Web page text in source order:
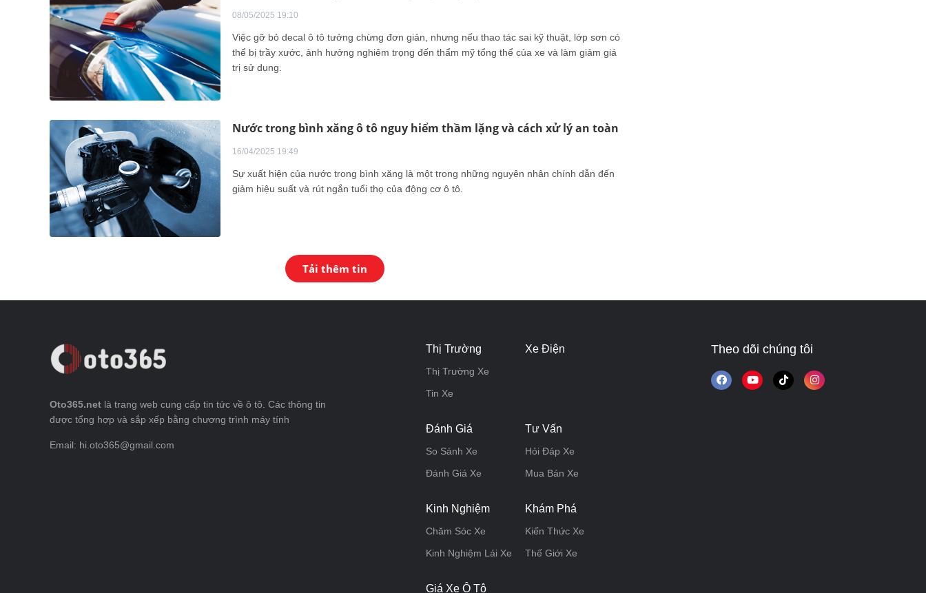
08/05/2025 19:10
Việc gỡ bỏ decal ô tô tưởng chừng đơn giản, nhưng nếu thao tác sai kỹ thuật, lớp sơn có
thể bị trầy xước, ảnh hưởng nghiêm trọng đến thẩm mỹ tổng thể của xe và làm giảm giá
trị sử dụng.
Nước trong bình xăng ô tô nguy hiểm thầm lặng và cách xử lý an toàn
16/04/2025 19:49
Sự xuất hiện của nước trong bình xăng là một trong những nguyên nhân chính dẫn đến
giảm hiệu suất và rút ngắn tuổi thọ của động cơ ô tô.
Tải thêm tin
Oto365.net là trang web cung cấp tin tức về ô tô. Các thông tin
được tổng hợp và sắp xếp bằng chương trình máy tính
Email: hi.oto365@gmail.com
Thị Trường
Thị Trường Xe
Tin Xe
Xe Điện
Đánh Giá
So Sánh Xe
Đánh Giá Xe
Tư Vấn
Hỏi Đáp Xe
Mua Bán Xe
Kinh Nghiệm
Chăm Sóc Xe
Kinh Nghiệm Lái Xe
Khám Phá
Kiến Thức Xe
Thế Giới Xe
Giá Xe Ô Tô
Theo dõi chúng tôi